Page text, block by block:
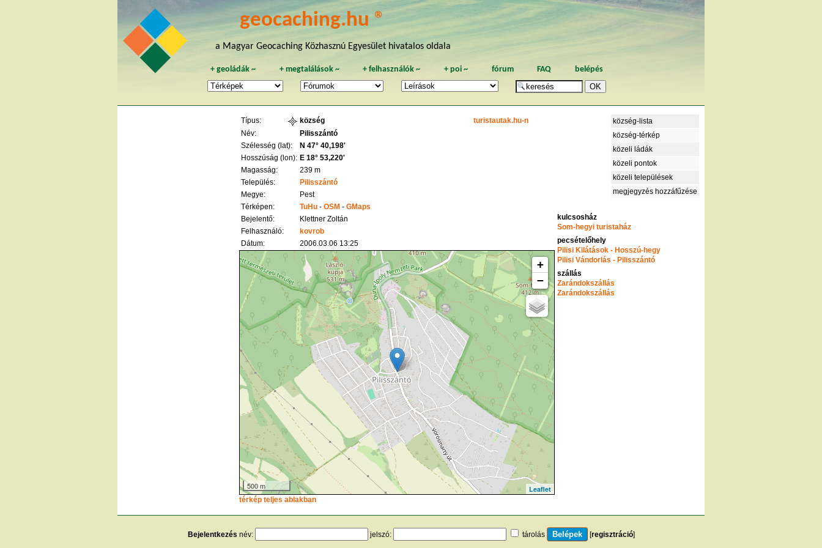
geocaching.hu ®
a Magyar Geocaching Közhasznú Egyesület hivatalos oldala
+geoládák ~ + megtalálások~ +felhasználók ~ + poi~ fórum FAQ belépés
Típus: község
turistautak.hu-n
Név:
Pilisszántó
Szélesség (lat):
N 47° 40,198'
Hosszúság (lon): E 18° 53,220'
Magasság:
239 m
Település:
Pilisszántó
Megye:
Pest
Térképen:
TuHu - OSM - GMaps
Bejelentő:
Klettner Zoltán
Felhasználó:
kovrob
Dátum:
2006.03.06 13:25
+
−
500 m Leaflet
térkép teljes ablakban
község-lista
község-térkép
közeli ládák
közeli pontok
közeli települések
megjegyzés hozzáfűzése
kulcsosház
Som-hegyi turistaház
pecsételőhely
Pilisi Kilátások - Hosszú-hegy
Pilisi Vándorlás - Pilisszántó
szállás
Zarándokszállás
Zarándokszállás
Bejelentkezés név: jelszó: tárolás [regisztráció]